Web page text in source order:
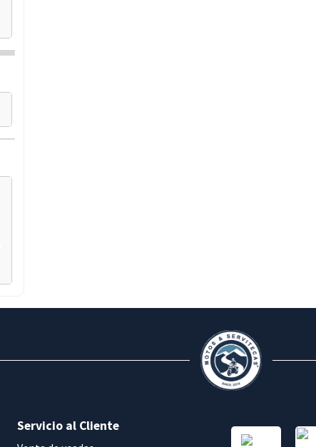
Servicio al Cliente